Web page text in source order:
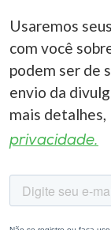
Usaremos
com você
podem ser de
envio da
mais detalhes,
privacidade.